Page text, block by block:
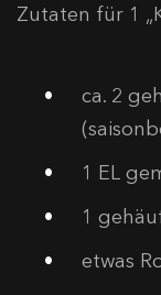
Zutaten für 1
ca. 2
1 EL
1
etwas